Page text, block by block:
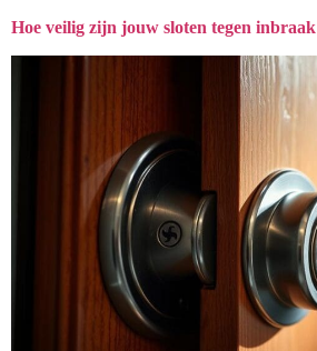
Hoe veilig zijn jouw sloten tegen inbraak